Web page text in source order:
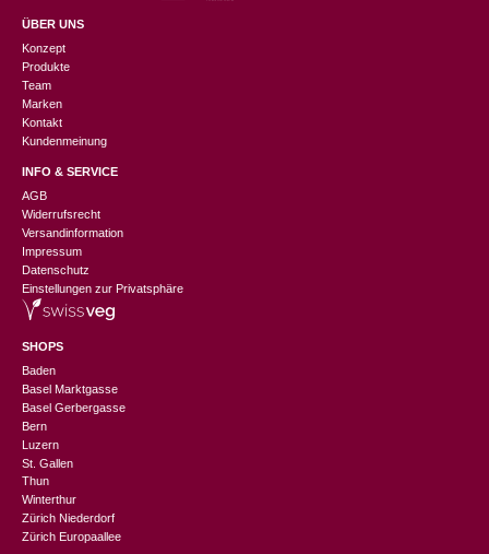
ÜBER UNS
Konzept
Produkte
Team
Marken
Kontakt
Kundenmeinung
INFO & SERVICE
AGB
Widerrufsrecht
Versandinformation
Impressum
Datenschutz
Einstellungen zur Privatsphäre
SHOPS
Baden
Basel Marktgasse
Basel Gerbergasse
Bern
Luzern
St. Gallen
Thun
Winterthur
Zürich Niederdorf
Zürich Europaallee